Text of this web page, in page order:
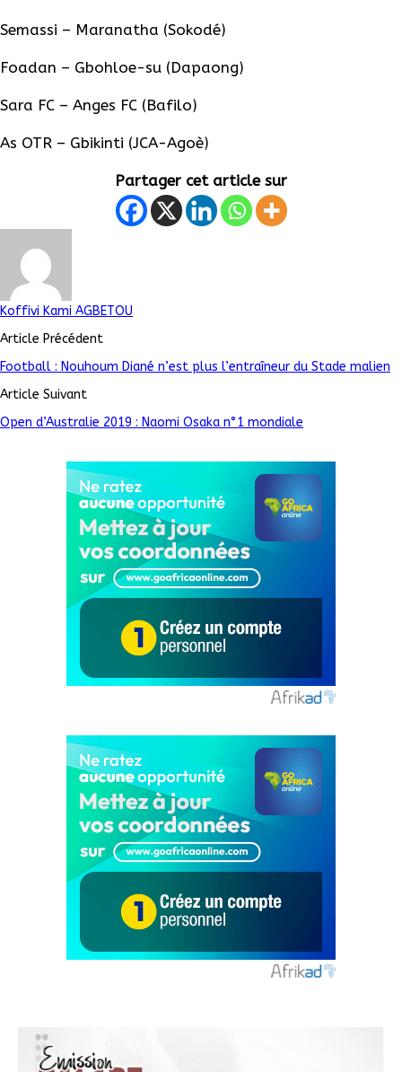
Semassi – Maranatha (Sokodé)
Foadan – Gbohloe-su (Dapaong)
Sara FC – Anges FC (Bafilo)
As OTR – Gbikinti (JCA-Agoè)
Partager cet article sur
Koffivi Kami AGBETOU
Article Précédent
Football : Nouhoum Diané n’est plus l’entraîneur du Stade malien
Article Suivant
Open d’Australie 2019 : Naomi Osaka n°1 mondiale